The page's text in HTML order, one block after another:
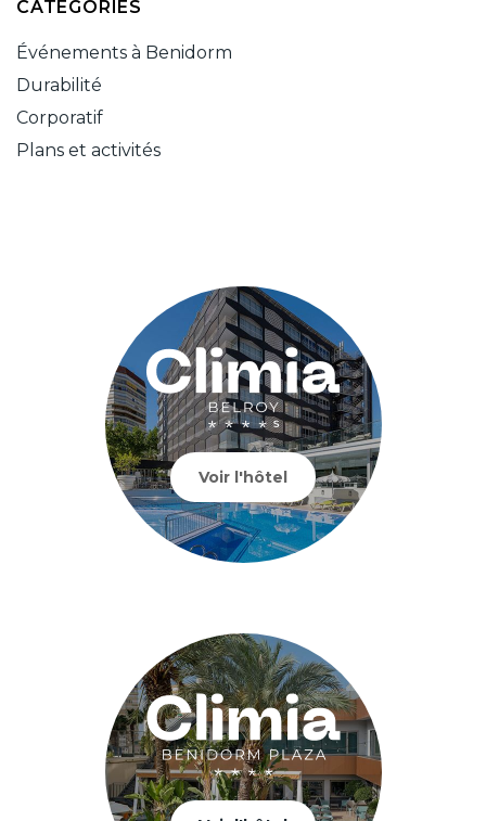
CATÉGORIES
Événements à Benidorm
Durabilité
Corporatif
Plans et activités
Voir l'hôtel